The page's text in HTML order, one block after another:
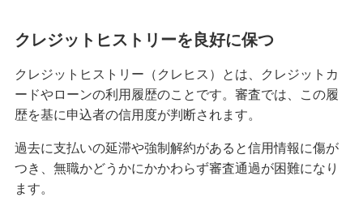
みずほマイレージクラブ
みずほプレミアムクラブ
ローン
住宅ローン・カードローン
クレジットヒストリーを良好に保つ
クレジットヒストリー（クレヒス）とは、クレジットカ
ードやローンの利用履歴のことです。審査では、この履
歴を基に申込者の信用度が判断されます。
過去に支払いの延滞や強制解約があると信用情報に傷が
つき、無職かどうかにかかわらず審査通過が困難になり
ます。